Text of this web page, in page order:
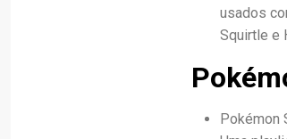
usados
Squirtle e
Pokémon